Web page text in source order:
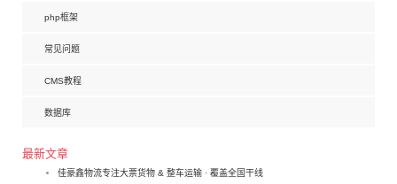
php框架
常见问题
CMS教程
数据库
最新文章
佳豪鑫物流专注大票货物 & 整车运输 · 覆盖全国干线